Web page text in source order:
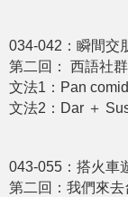
034-042：瞬間交
第二回： 西語社
文法1：Pan
文法2：Dar ＋
043-055：搭火⾞
第二回：我們來去